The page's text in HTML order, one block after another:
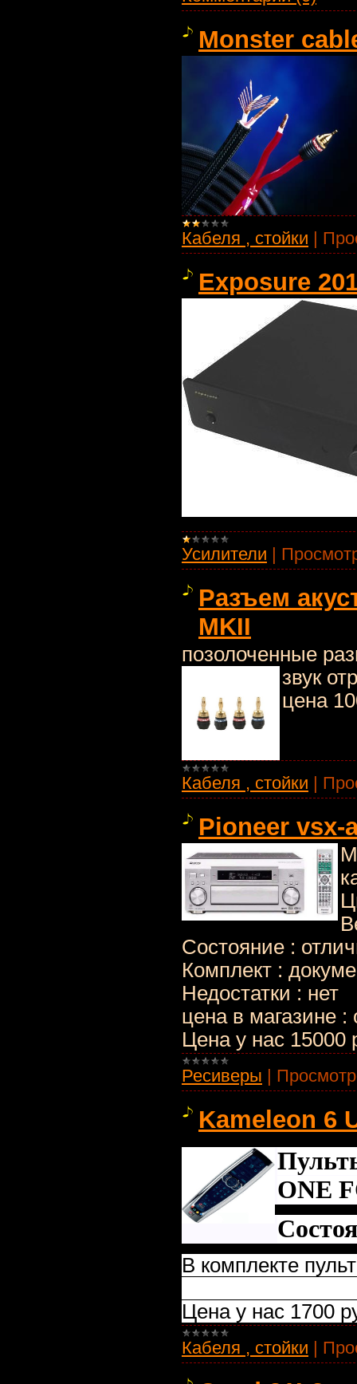
Monster
Кабеля , стойки
Exposure
Усилители
Разъем
MKII
позолоченные
звук
цена
Кабеля , стойки
Pioneer vsx-
Состояние :
Комплект :
Недостатки : нет
цена в магазине :
Цена у нас 15000
Ресиверы
Kameleon 6
П
ONE
В комплекте
Цена у нас 1700
Кабеля , стойки |